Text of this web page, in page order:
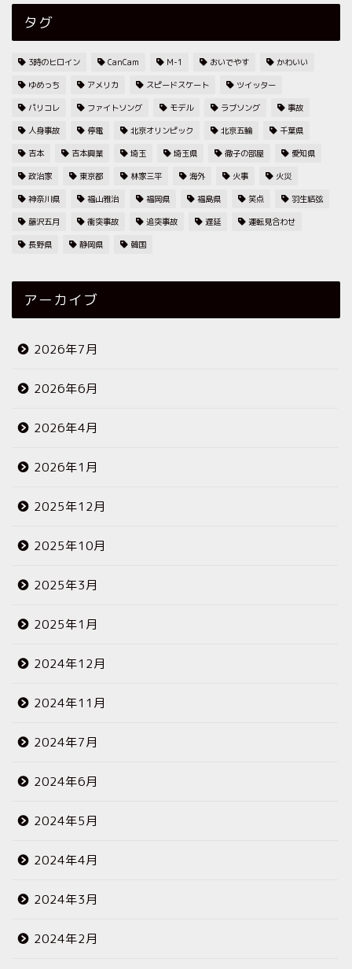
タグ
3時のヒロイン CanCam M-1 おいでやす かわいい
ゆめっち アメリカ スピードスケート ツイッター
パリコレ ファイトソング モデル ラブソング 事故
人身事故 停電 北京オリンピック 北京五輪 千葉県
吉本 吉本興業 埼玉 埼玉県 徹子の部屋 愛知県
政治家 東京都 林家三平 海外 火事 火災
神奈川県 福山雅治 福岡県 福島県 笑点 羽生結弦
藤沢五月 衝突事故 追突事故 遅延 運転見合わせ
長野県 静岡県 韓国
アーカイブ
2026年7月
2026年6月
2026年4月
2026年1月
2025年12月
2025年10月
2025年3月
2025年1月
2024年12月
2024年11月
2024年7月
2024年6月
2024年5月
2024年4月
2024年3月
2024年2月